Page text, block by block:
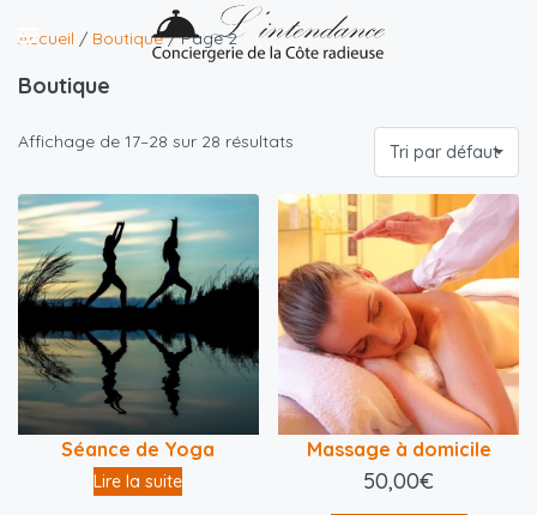
Accueil / Boutique/ Page 2
Boutique
Affichage de 17–28 sur 28 résultats Tri par défaut
Séance de Yoga
Lire la suite
Massage à domicile
50,00€